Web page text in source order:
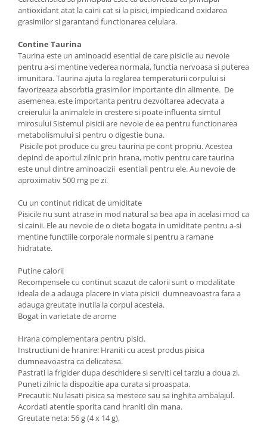
antioxidant atat la caini cat si la pisici, impiedicand oxidarea
grasimilor si garantand functionarea celulara.
Contine Taurina
Taurina este un aminoacid esential de care pisicile au nevoie
pentru a-si mentine vederea normala, functia nervoasa si puterea
imunitara. Taurina ajuta la reglarea temperaturii corpului si
favorizeaza absorbtia grasimilor importante din alimente. De
asemenea, este importanta pentru dezvoltarea adecvata a
creierului la animalele in crestere si poate influenta simtul
mirosului Sistemul pisicii are nevoie de ea pentru functionarea
metabolismului si pentru o digestie buna.
Pisicile pot produce cu greu taurina pe cont propriu. Acestea
depind de aportul zilnic prin hrana, motiv pentru care taurina
este unul dintre aminoacizii esentiali pentru ele. Au nevoie de
aproximativ 500 mg pe zi.
Cu un continut ridicat de umiditate
Pisicile nu sunt atrase in mod natural sa bea apa in acelasi mod ca
si cainii. Ele au nevoie de o dieta bogata in umiditate pentru a-si
mentine functiile corporale normale si pentru a ramane
hidratate.
Putine calorii
Recompensele cu continut scazut de calorii sunt o modalitate
ideala de a adauga placere in viata pisicii dumneavoastra fara a
adauga greutate inutila la corpul acesteia.
Bogat in varietate de arome
Hrana complementara pentru pisici.
Instructiuni de hranire: Hraniti cu acest produs pisica
dumneavoastra ca delicatesa.
Pastrati la frigider dupa deschidere si serviti cel tarziu a doua zi.
Puneti zilnic la dispozitie apa curata si proaspata.
Precautii: Nu lasati pisica sa mestece sau sa inghita ambalajul.
Acordati atentie sporita cand hraniti din mana.
Greutate neta: 56 g (4 x 14 g),